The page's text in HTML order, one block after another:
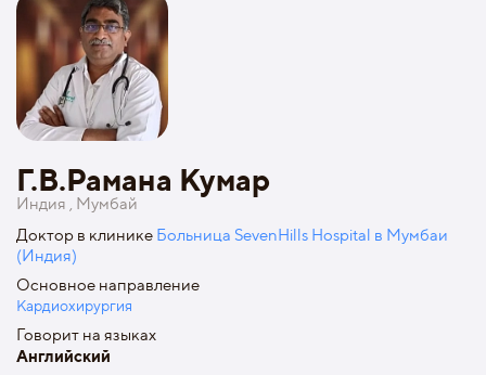
Г.В.Рамана Кумар
Индия , Мумбай
Доктор в клинике Больница SevenHills Hospital в Мумбаи
(Индия)
Основное направление
Кардиохирургия
Говорит на языках
Английский